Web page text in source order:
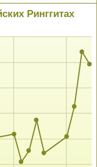
Ринггитах